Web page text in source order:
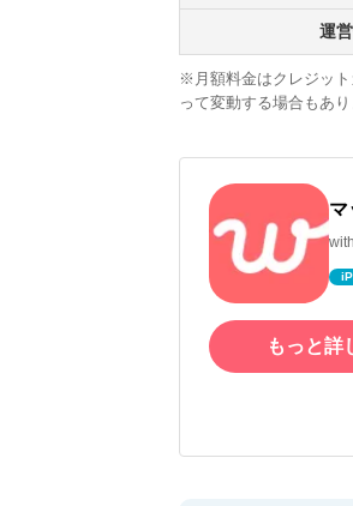
運
※月額料金はクレジット
って変動する場合もあり
マ
もっと詳